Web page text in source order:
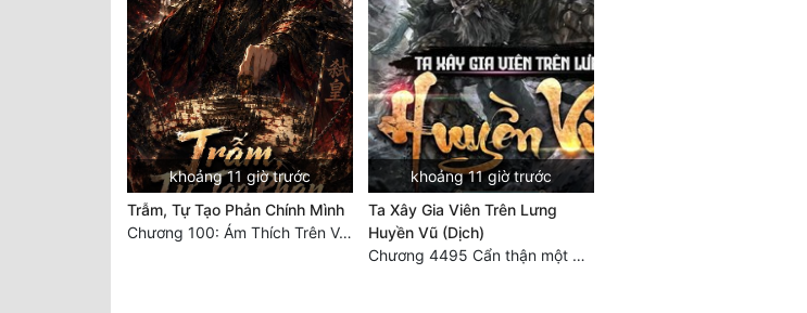
khoảng 11 giờ trước
Trẫm, Tự Tạo Phản Chính Mình
Chương 100: Ám Thích Trên Vân Sơn
khoảng 11 giờ trước
Ta Xây Gia Viên Trên Lưng
Huyền Vũ (Dịch)
Chương 4495 Cẩn thận một chút vẫn là tốt.